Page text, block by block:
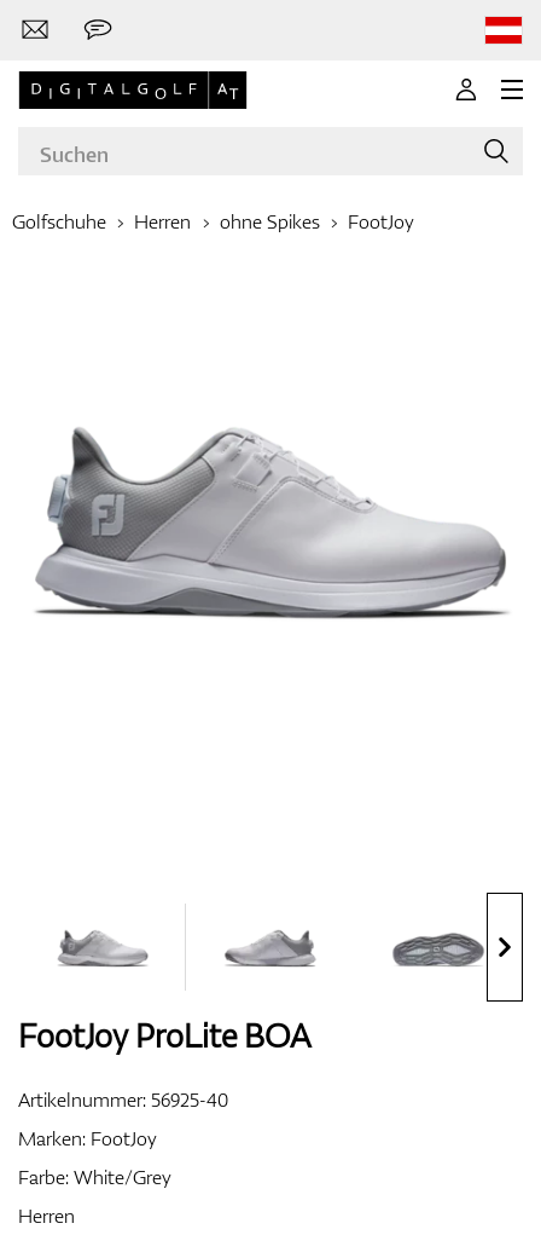
Bekleidung
Handschuhe
Bags
Golfschuhe Herren ohne Spikes FootJoy
FootJoy ProLite BOA
Artikelnummer:56925-40
Marken: FootJoy
Farbe: White/Grey
Herren